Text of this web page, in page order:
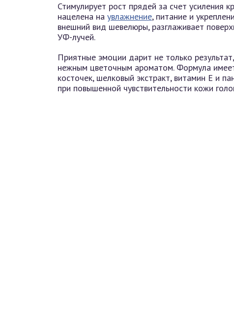
Стимулирует рост прядей за счет усиления
нацелена на увлажнение, питание и
внешний вид шевелюры, разглаживает
УФ-лучей.
Приятные эмоции дарит не только
нежным цветочным ароматом. Формула
косточек, шелковый экстракт, витамин Е и
при повышенной чувствительности кожи